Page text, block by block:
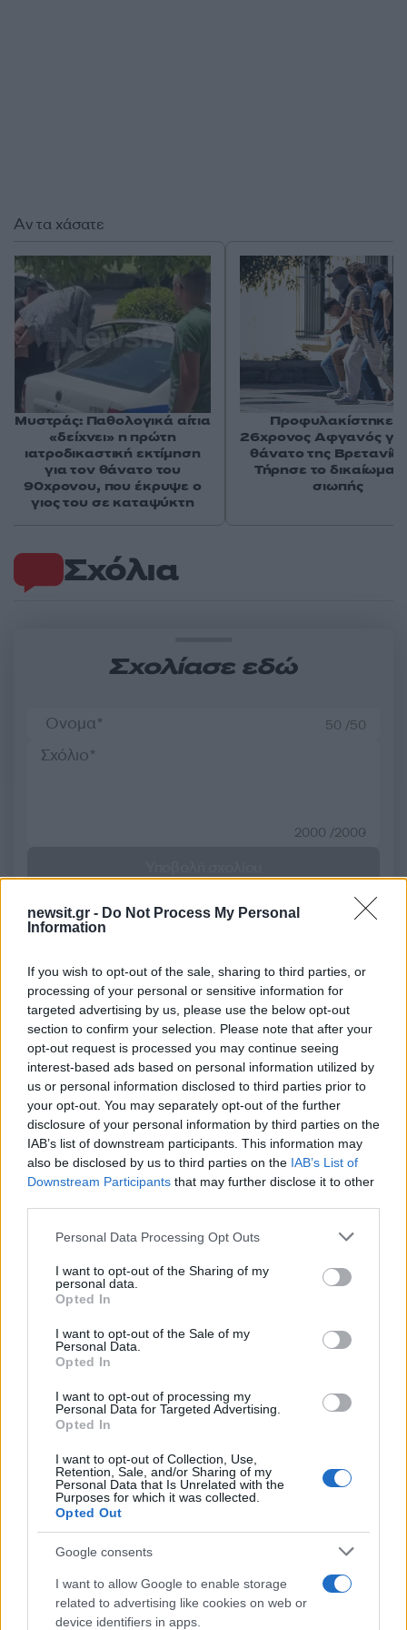
newsit.gr - Do Not Process My Personal
Information
If you wish to opt-out of the sale, sharing to third parties, or
processing of your personal or sensitive information for
targeted advertising by us, please use the below opt-out
section to confirm your selection. Please note that after your
opt-out request is processed you may continue seeing
interest-based ads based on personal information utilized by
us or personal information disclosed to third parties prior to
your opt-out. You may separately opt-out of the further
disclosure of your personal information by third parties on the
IAB’s list of downstream participants. This information may
also be disclosed by us to third parties on the IAB’s List of
Downstream Participants that may further disclose it to other
Please note that this website/app uses one or more Google
not limited to your visit or usage behaviour. You may click to
grant or deny consent to Google and its third-party tags to
use your data for below specified purposes in below Google
consent section.
Personal Data Processing Opt Outs
I want to opt-out of the Sharing of my
personal data.
Opted In
I want to opt-out of the Sale of my
Personal Data.
Opted In
I want to opt-out of processing my
Personal Data for Targeted Advertising.
Opted In
I want to opt-out of Collection, Use,
Retention, Sale, and/or Sharing of my
Personal Data that Is Unrelated with the
Purposes for which it was collected.
Opted Out
Google consents
I want to allow Google to enable storage
related to advertising like cookies on web or
device identifiers in apps.
Σχόλια
Σχολίασε εδώ
50 /50
2000 /2000
Όροι Χρήσης
. Το site προστατεύεται από reCAPTCHA, ισχύουν
Πολιτική Απορρήτου&Όροι Χρήσηςτης Google.
ΒΛΑΝΤΙΜΙΡ ΠΟΥΤΙΝ
ΝΤΟΝΑΛΝΤ ΤΡΑΜΠ
Share:
Ακολουθήστε το Νewsit.gr στο Google News και
ενημερωθείτε πρώτοι για όλη την ειδησεογραφία και τα
τελευταία νέα της ημέρας
Αν τα χάσατε
Μυστράς: Παθολογικά αίτια
«δείχνει» η πρώτη
ιατροδικαστική εκτίμηση
για τον θάνατο του
90χρονου, που έκρυψε ο
γιος του σε καταψύκτη
Προφυλακίστηκε ο
26χρονος Αφγανός
θάνατο της
Τήρησε το δικαίωμα
σιωπής
Πιο δημοφιλή
Αυγερινός, Μουτσάτσου και ακόμη 20
πρώην στελέχη κατά Καρυστιανού: «Δεν
αποχωρήσαμε για καρέκλες», αιχμές για
«συγκεντρωτικό μοντέλο»
Στη Βρετανία στελέχη του ελληνικού FBI
για να παραλάβουν την 46χρονη για την
τραγωδία της Μαρφίν - Η διαδικασία που
θα ακολουθηθεί
Ψάθα: «Δεν υπήρξε τεχνικό πρόβλημα με
τα δύο ελικόπτερα» κατέθεσαν ο Βρετανός
χειριστής και ο Έλληνας διερμηνέας
Μητσοτάκης στην υπογραφή συμφωνίας
για την ηλεκτρική διασύνδεση Ελλάδας –
Κύπρου: «Ισχυρή ψήφος εμπιστοσύνης» η
είσοδος της Meridiam στην GSI
«Βαριά καμπάνα» στον 27χρονο τράπερ
που έτρεχε με 182 χιλιόμετρα την ώρα σε